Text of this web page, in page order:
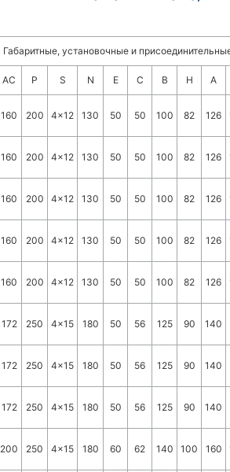
Габаритные, установочные и
AC P S N E C B H A
160 200 4x12 130 50 50 100 82 126
160 200 4x12 130 50 50 100 82 126
160 200 4x12 130 50 50 100 82 126
160 200 4x12 130 50 50 100 82 126
160 200 4x12 130 50 50 100 82 126
172 250 4x15 180 50 56 125 90 140
172 250 4x15 180 50 56 125 90 140
172 250 4x15 180 50 56 125 90 140
200 250 4x15 180 60 62 140 100 160